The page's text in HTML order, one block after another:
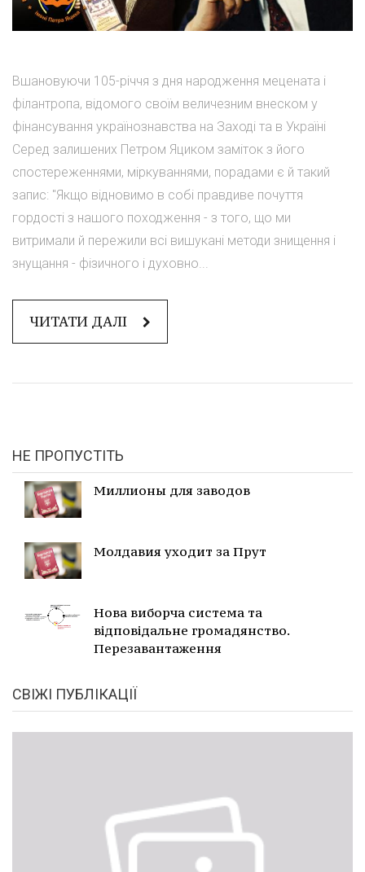
Вшановуючи 105-річчя з дня народження мецената і
філантропа, відомого своїм величезним внеском у
фінансування українознавства на Заході та в Україні
Серед залишених Петром Яциком заміток з його
спостереженнями, міркуваннями, порадами є й такий
запис: "Якщо відновимо в собі правдиве почуття
гордості з нашого походження - з того, що ми
витримали й пережили всі вишукані методи знищення і
знущання - фізичного і духовно...
ЧИТАТИ ДАЛІ
НЕ ПРОПУСТІТЬ
Миллионы для заводов
Молдавия уходит за Прут
Нова виборча система та
відповідальне громадянство.
Перезавантаження
СВІЖІ ПУБЛІКАЦІЇ